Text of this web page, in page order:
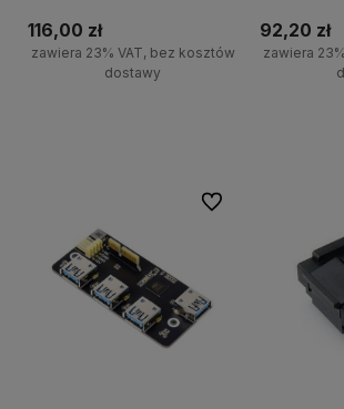
Pi
116,00 zł
zawiera 23% VAT, bez kosztów
dostawy
92,20 zł
zawiera
Do ulubionych